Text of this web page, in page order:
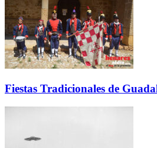
Fiestas Tradicionales de